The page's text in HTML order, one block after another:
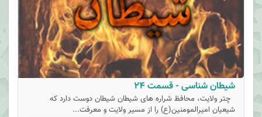
شیطان شناسی - قسمت 24
چتر ولایت، محافظ شراره های شیطان شیطان دوست دارد که
شیعیان امیرالمومنین(ع) را از مسیر ولایت و معرفت...